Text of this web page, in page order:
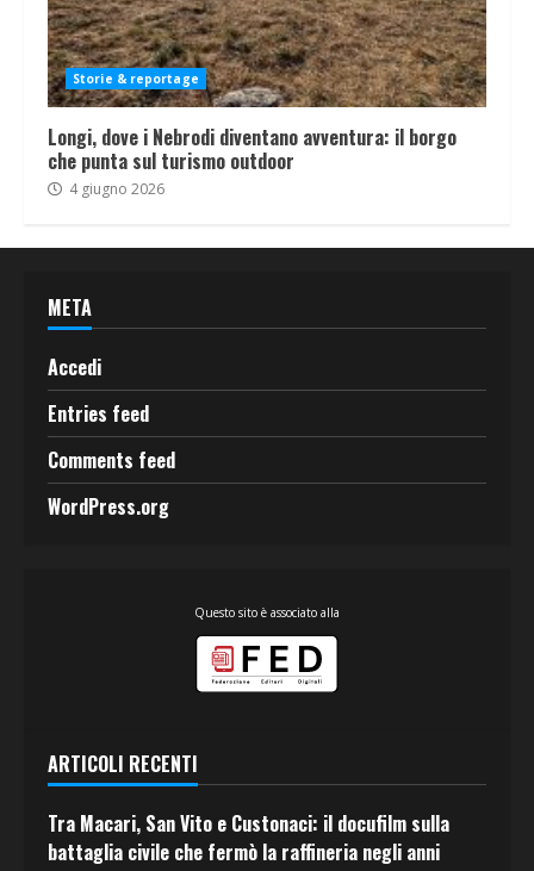
Storie & reportage
Longi, dove i Nebrodi diventano avventura: il borgo
che punta sul turismo outdoor
4 giugno 2026
META
Accedi
Entries feed
Comments feed
WordPress.org
Questo sito è associato alla
ARTICOLI RECENTI
Tra Macari, San Vito e Custonaci: il docufilm sulla
battaglia civile che fermò la raffineria negli anni